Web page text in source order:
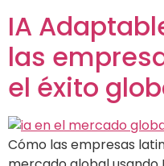
IA
las
el éxito
Cómo las empresas